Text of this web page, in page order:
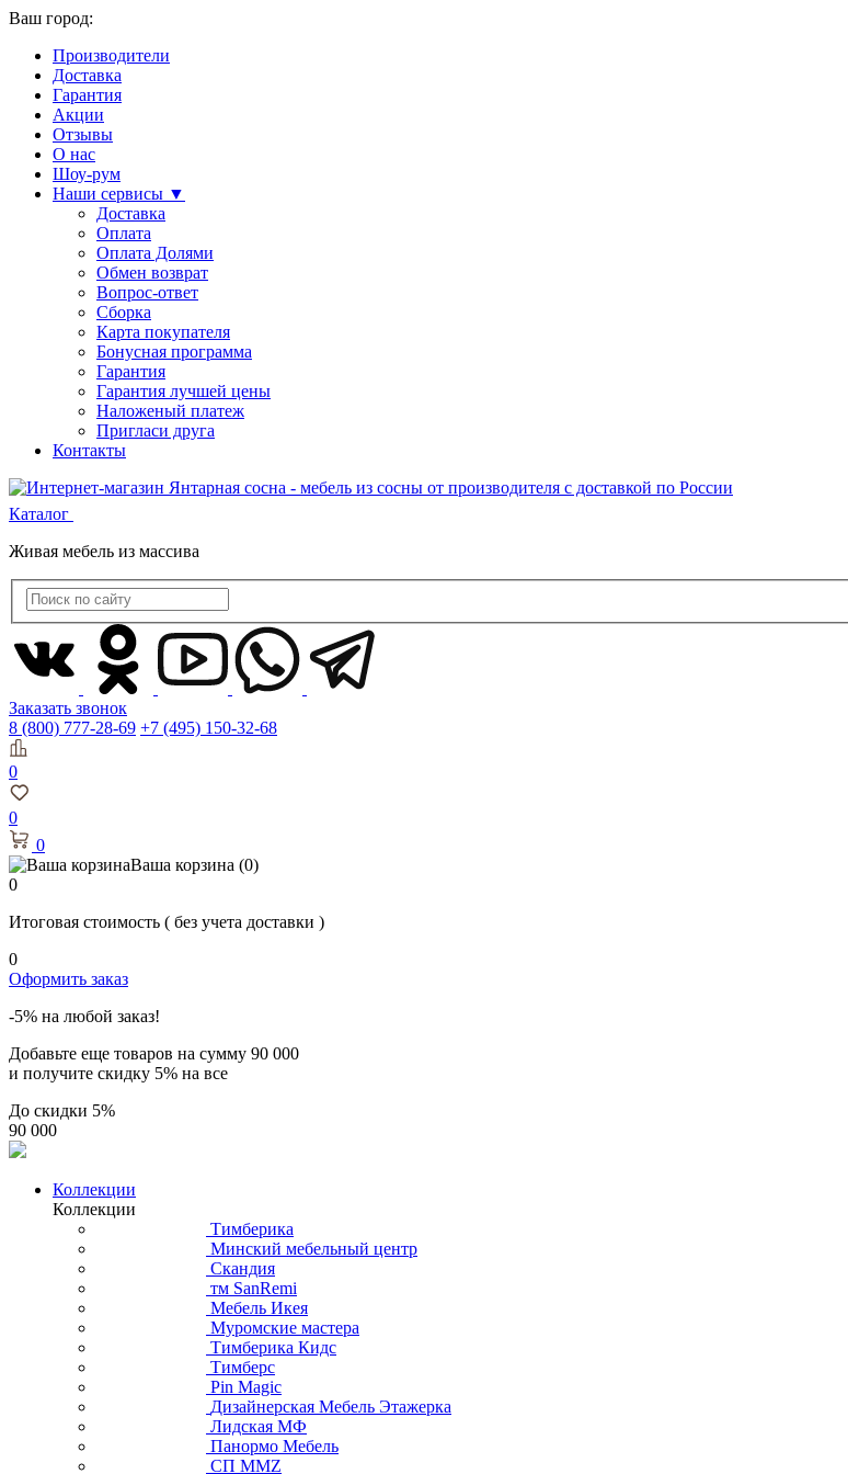
Ваш город:
Производители
Доставка
Гарантия
Акции
Отзывы
О нас
Шоу-рум
Наши сервисы ▼
Доставка
Оплата
Оплата Долями
Обмен возврат
Вопрос-ответ
Сборка
Карта покупателя
Бонусная программа
Гарантия
Гарантия лучшей цены
Наложеный платеж
Пригласи друга
Контакты
Каталог
Живая мебель из массива
Заказать звонок
8 (800) 777-28-69 +7 (495) 150-32-68
0
0
0
Ваша корзина (0)
0
Итоговая стоимость ( без учета доставки )
0
Оформить заказ
-5% на любой заказ!
Добавьте еще товаров на сумму 90 000
и получите скидку 5% на все
До скидки 5%
90 000
Коллекции
Коллекции
Тимберика
Минский мебельный центр
Скандия
тм SanRemi
Мебель Икея
Муромские мастера
Тимберика Кидс
Тимберс
Pin Magic
Дизайнерская Мебель Этажерка
Лидская МФ
Панормо Мебель
СП ММZ